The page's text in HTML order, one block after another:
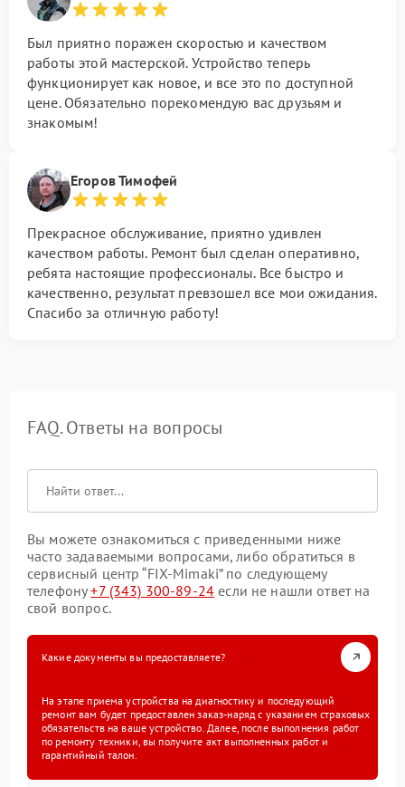
Был приятно поражен скоростью и качеством
работы этой мастерской. Устройство теперь
функционирует как новое, и все это по доступной
цене. Обязательно порекомендую вас друзьям и
знакомым!
Егоров Тимофей
Прекрасное обслуживание, приятно удивлен
качеством работы. Ремонт был сделан оперативно,
ребята настоящие профессионалы. Все быстро и
качественно, результат превзошел все мои ожидания.
Спасибо за отличную работу!
FAQ. Ответы на вопросы
Вы можете ознакомиться с приведенными ниже
часто задаваемыми вопросами, либо обратиться в
сервисный центр “FIX-Mimaki” по следующему
телефону+7 (343) 300-89-24 если не нашли ответ на
свой вопрос.
Какие документы вы предоставляете?
На этапе приема устройства на диагностику и последующий
ремонт вам будет предоставлен заказ-наряд с указанием страховых
обязательств на ваше устройство. Далее, после выполнения работ
по ремонту техники, вы получите акт выполненных работ и
гарантийный талон.